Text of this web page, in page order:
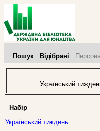
Пошук Відібрані
Український
- Набір
Український тиждень.